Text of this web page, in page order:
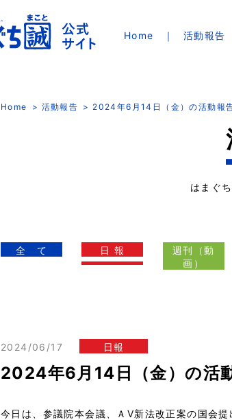
Home 活動報告
Home 活動報告 2024年6月14日（金）の活動報
はまぐ
全 て 日 報
週刊（動
画）
2024/06/17 日報
2024年6月14日（金）の活
今日は、参議院本会議、ＡV新法改正案の国会